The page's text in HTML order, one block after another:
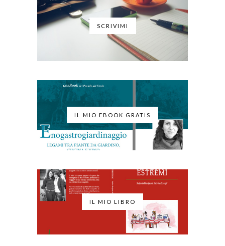
SCRIVIMI
IL MIO EBOOK GRATIS
IL MIO LIBRO